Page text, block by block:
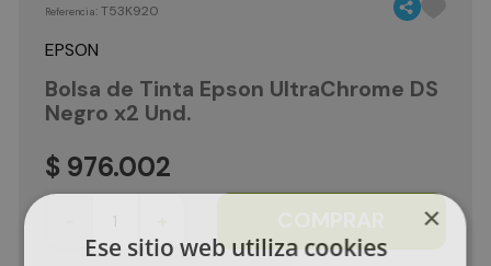
Referencia:T53K920
EPSON
Bolsa de Tinta Epson UltraChrome DS
Negro x2 Und.
$ 976.002
×
Ese sitio web utiliza cookies